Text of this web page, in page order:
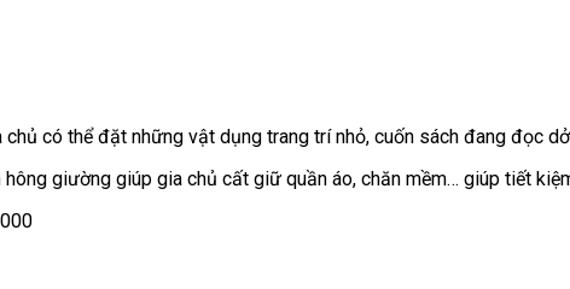
có thể đặt những vật dụng trang trí nhỏ, cuốn sách đang đọc
giường giúp gia chủ cất giữ quần áo, chăn mềm… giúp tiết